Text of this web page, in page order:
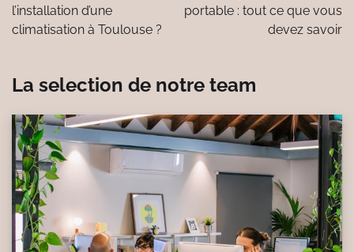
l’article
l’installation d’une
climatisation à Toulouse ?
portable : tout ce que vous
devez savoir
La selection de notre team